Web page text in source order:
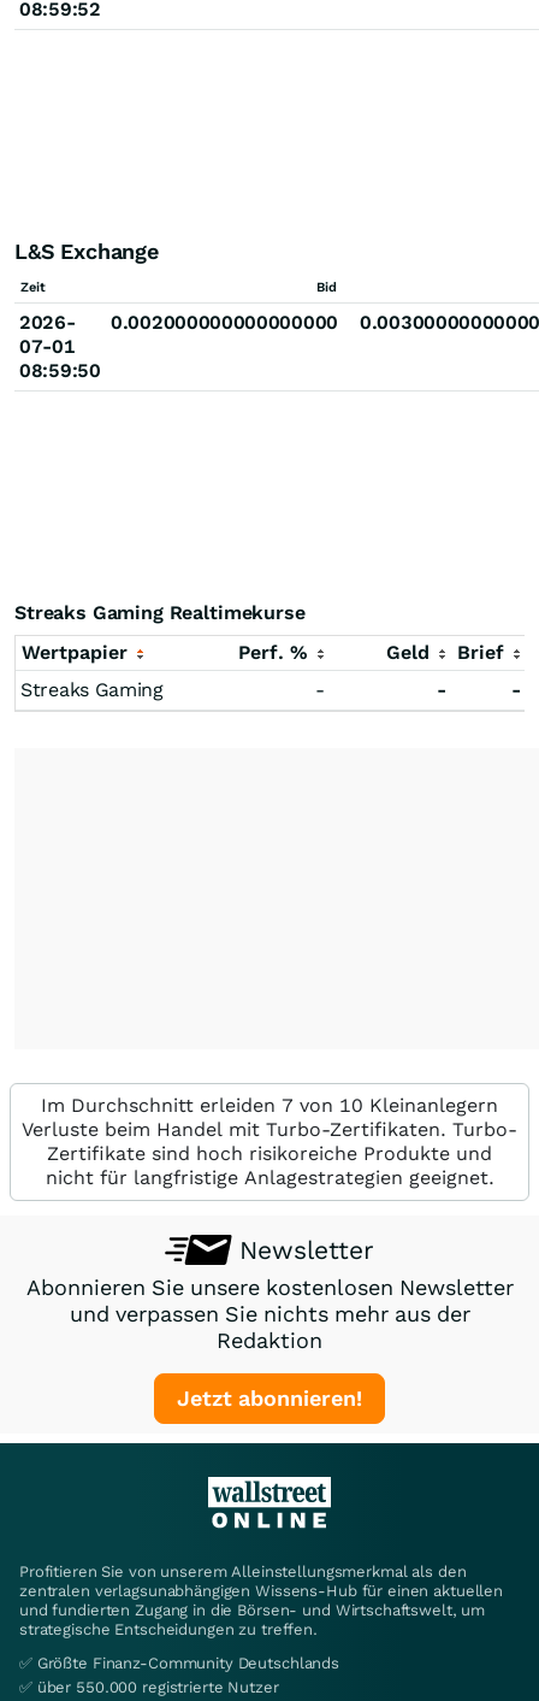
08:59:52
L&S Exchange
Zeit Bid
2026-
07-01
08:59:50
0.002000000000000000
Streaks Gaming Realtimekurse
Wertpapier
Perf. % Geld
Brief
Streaks Gaming
- - -
Im Durchschnitt erleiden 7 von 10 Kleinanlegern
Verluste beim Handel mit Turbo-Zertifikaten. Turbo-
Zertifikate sind hoch risikoreiche Produkte und
nicht für langfristige Anlagestrategien geeignet.
Newsletter
Abonnieren Sie unsere kostenlosen Newsletter
und verpassen Sie nichts mehr aus der
Redaktion
Jetzt abonnieren!
Profitieren Sie von unserem Alleinstellungsmerkmal als den
zentralen verlagsunabhängigen Wissens-Hub für einen aktuellen
und fundierten Zugang in die Börsen- und Wirtschaftswelt, um
strategische Entscheidungen zu treffen.
✅ Größte Finanz-Community Deutschlands
✅ über 550.000 registrierte Nutzer